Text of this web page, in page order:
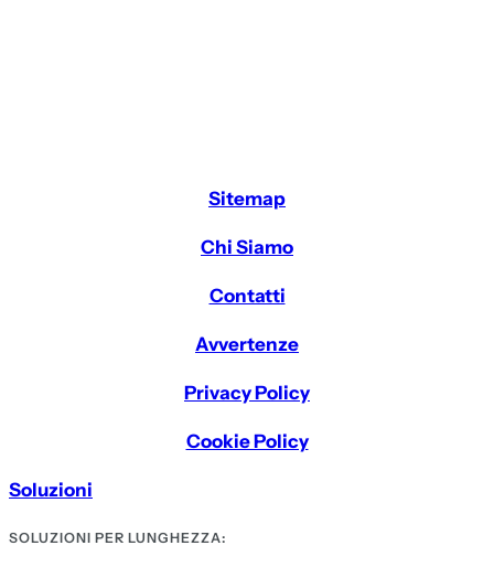
Sitemap
Chi Siamo
Contatti
Avvertenze
Privacy Policy
Cookie Policy
Soluzioni
SOLUZIONI PER LUNGHEZZA: